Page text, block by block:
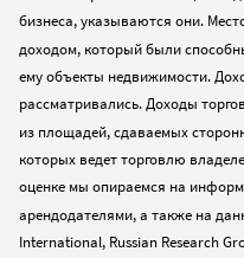
бизнеса, указываются они.
доходом, который были
ему объекты недвижимости.
рассматривались. Доходы
из площадей, сдаваемых
которых ведет торговлю
оценке мы опираемся на
арендодателями, а также на
International, Russian Research